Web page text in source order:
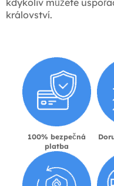
království.
100% bezpečná
platba